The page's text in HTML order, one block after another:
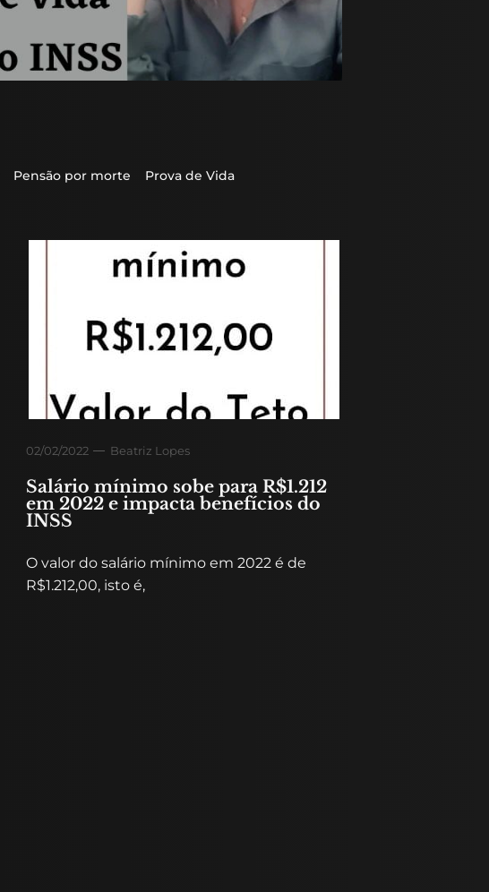
Pensão por morte Prova de Vida
02/02/2022 Beatriz Lopes
Salário mínimo sobe para R$1.212
em 2022 e impacta benefícios do
INSS
O valor do salário mínimo em 2022 é de
R$1.212,00, isto é,